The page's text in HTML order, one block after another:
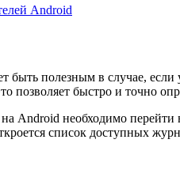
Android
быть полезным в случае,
позволяет быстро и точно
Android необходимо
список доступных